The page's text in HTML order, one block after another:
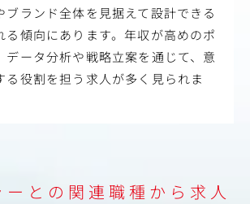
ブランド全体を見据えて設計できる
る傾向にあります。年収が高めのポ
データ分析や戦略立案を通じて、意
る役割を担う求人が多く見られま
ーとの関連職種から求人